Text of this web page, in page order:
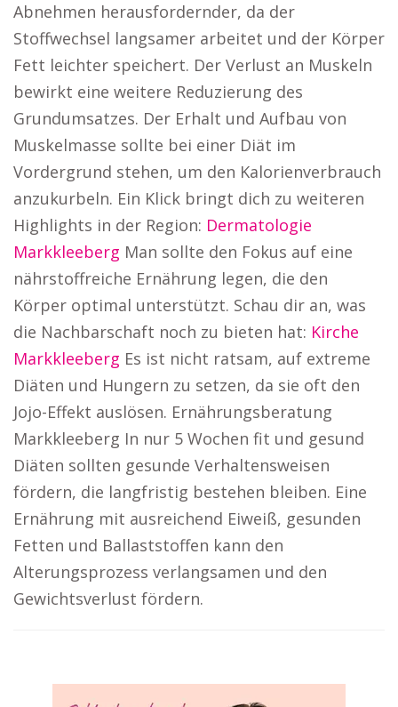
Abnehmen herausfordernder, da der
Stoffwechsel langsamer arbeitet und der Körper
Fett leichter speichert. Der Verlust an Muskeln
bewirkt eine weitere Reduzierung des
Grundumsatzes. Der Erhalt und Aufbau von
Muskelmasse sollte bei einer Diät im
Vordergrund stehen, um den Kalorienverbrauch
anzukurbeln. Ein Klick bringt dich zu weiteren
Highlights in der Region: Dermatologie
Markkleeberg Man sollte den Fokus auf eine
nährstoffreiche Ernährung legen, die den
Körper optimal unterstützt. Schau dir an, was
die Nachbarschaft noch zu bieten hat: Kirche
Markkleeberg Es ist nicht ratsam, auf extreme
Diäten und Hungern zu setzen, da sie oft den
Jojo-Effekt auslösen. Ernährungsberatung
Markkleeberg In nur 5 Wochen fit und gesund
Diäten sollten gesunde Verhaltensweisen
fördern, die langfristig bestehen bleiben. Eine
Ernährung mit ausreichend Eiweiß, gesunden
Fetten und Ballaststoffen kann den
Alterungsprozess verlangsamen und den
Gewichtsverlust fördern.